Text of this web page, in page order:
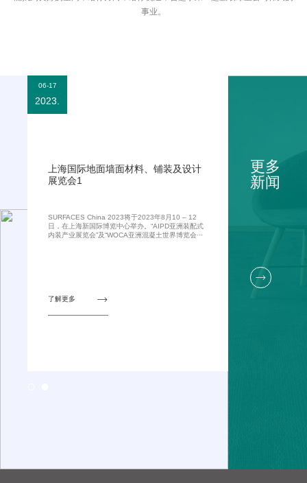
事业。
06-17
2023.
上海国际地面墙面材料、铺装及设计
展览会1
SURFACES China 2023将于2023年8月10 ‒ 12
日，在上海新国际博览中心举办。“AIPD亚洲装配式
内装产业展览会”及“WOCA亚洲混凝土世界博览会···
了解更多 
更多
新闻
